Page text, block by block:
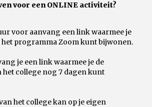
voor een ONLINE activiteit?
voor aanvang een link waarmee je
het programma Zoom kunt bijwonen.
je een link waarmee je de
het college nog 7 dagen kunt
het college kan op je eigen